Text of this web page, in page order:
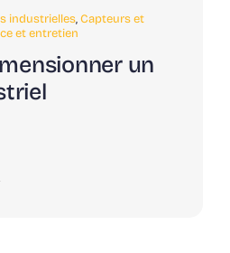
industrielles,Capteurs et
et entretien
un